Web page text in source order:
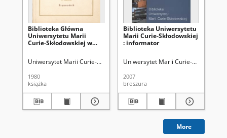
Biblioteka Główna
Uniwersytetu Marii
Curie-Skłodowskiej w
Uniwersytet Marii Curie-Skłodowskiej (Lublin). Biblioteka Główna
1980
książka
Biblioteka Uniwersytetu
Marii Curie-Skłodowskiej
: informator
Uniwersytet Marii Curie-
2007
broszura
More